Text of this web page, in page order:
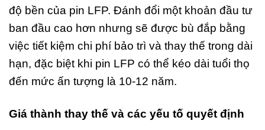
độ bền của pin LFP. Đánh đổi một khoản đầu tư
ban đầu cao hơn nhưng sẽ được bù đắp bằng
việc tiết kiệm chi phí bảo trì và thay thế trong dài
hạn, đặc biệt khi pin LFP có thể kéo dài tuổi thọ
đến mức ấn tượng là 10-12 năm.
Giá thành thay thế và các yếu tố quyết định